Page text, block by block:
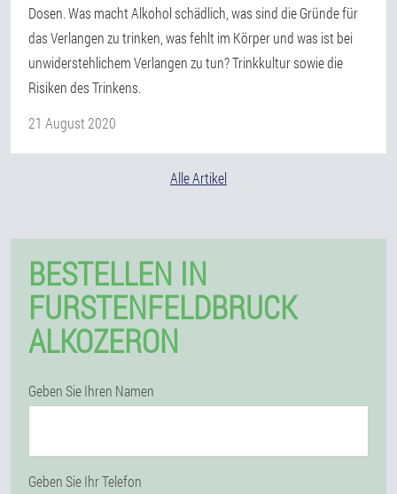
Dosen. Was macht Alkohol schädlich, was sind die Gründe für
das Verlangen zu trinken, was fehlt im Körper und was ist bei
unwiderstehlichem Verlangen zu tun? Trinkkultur sowie die
Risiken des Trinkens.
21 August 2020
Alle Artikel
BESTELLEN IN
FURSTENFELDBRUCK
ALKOZERON
Geben Sie Ihren Namen
Geben Sie Ihr Telefon